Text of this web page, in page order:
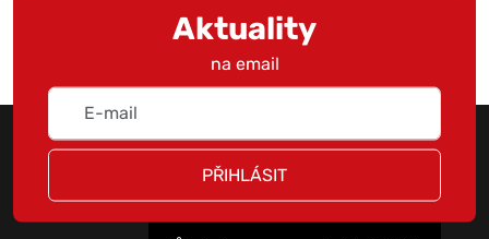
Aktuality
na email
PŘIHLÁSIT